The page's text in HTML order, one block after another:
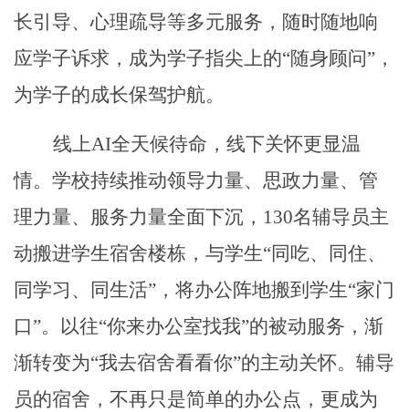
长引导、心理疏导等多元服务，随时随地响
应学子诉求，成为学子指尖上的“随身顾问”，
为学子的成长保驾护航。
线上AI全天候待命，线下关怀更显温
情。学校持续推动领导力量、思政力量、管
理力量、服务力量全面下沉，130名辅导员主
动搬进学生宿舍楼栋，与学生“同吃、同住、
同学习、同生活”，将办公阵地搬到学生“家门
口”。以往“你来办公室找我”的被动服务，渐
渐转变为“我去宿舍看看你”的主动关怀。辅导
员的宿舍，不再只是简单的办公点，更成为